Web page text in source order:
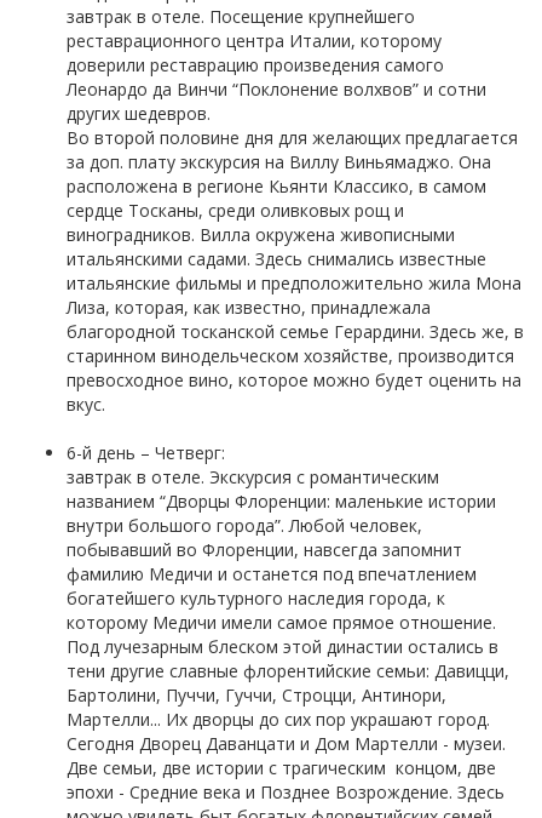
завтрак в отеле. Посещение крупнейшего
реставрационного центра Италии, которому
доверили реставрацию произведения самого
Леонардо да Винчи “Поклонение волхвов” и сотни
других шедевров.
Во второй половине дня для желающих предлагается
за доп. плату экскурсия на Виллу Виньямаджо. Она
расположена в регионе Кьянти Классико, в самом
сердце Тосканы, среди оливковых рощ и
виноградников. Вилла окружена живописными
итальянскими садами. Здесь снимались известные
итальянские фильмы и предположительно жила Мона
Лиза, которая, как известно, принадлежала
благородной тосканской семье Герардини. Здесь же, в
старинном винодельческом хозяйстве, производится
превосходное вино, которое можно будет оценить на
вкус.
6-й день – Четверг:
завтрак в отеле. Экскурсия с романтическим
названием “Дворцы Флоренции: маленькие истории
внутри большого города”. Любой человек,
побывавший во Флоренции, навсегда запомнит
фамилию Медичи и останется под впечатлением
богатейшего культурного наследия города, к
которому Медичи имели самое прямое отношение.
Под лучезарным блеском этой династии остались в
тени другие славные флорентийские семьи: Давицци,
Бартолини, Пуччи, Гуччи, Строцци, Антинори,
Мартелли... Их дворцы до сих пор украшают город.
Сегодня Дворец Даванцати и Дом Мартелли - музеи.
Две семьи, две истории с трагическим концом, две
эпохи - Средние века и Позднее Возрождение. Здесь